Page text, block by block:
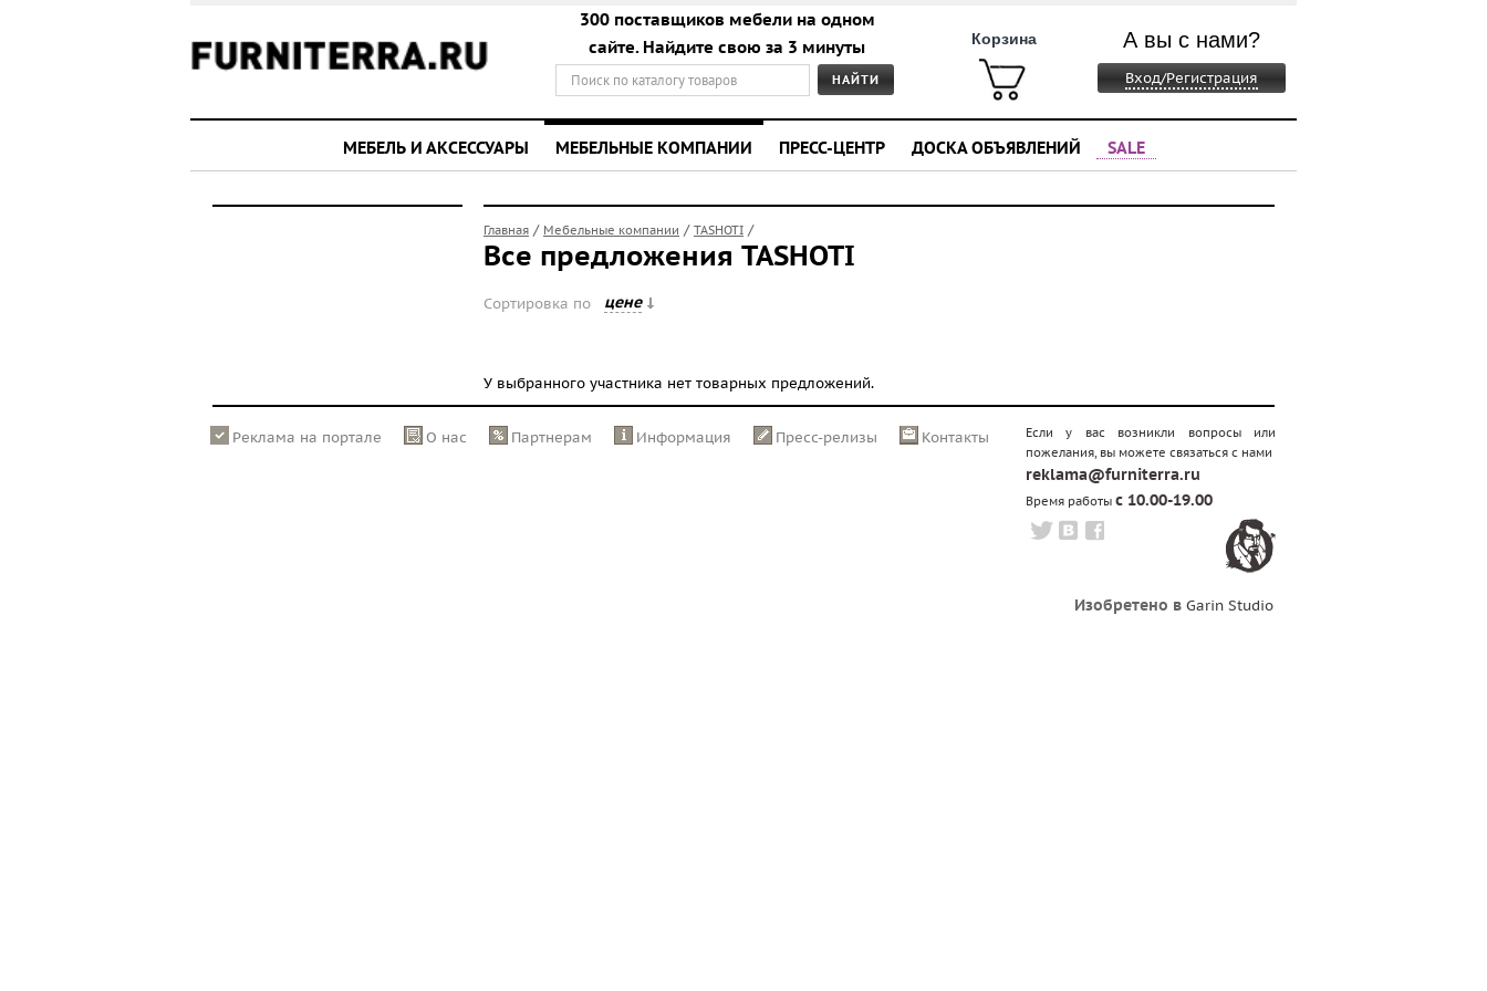
300 поставщиков мебели на одном
сайте. Найдите свою за 3 минуты
Корзина А вы с нами?
Вход/Регистрация
МЕБЕЛЬ И АКСЕССУАРЫ МЕБЕЛЬНЫЕ КОМПАНИИ ПРЕСС-ЦЕНТР ДОСКА ОБЪЯВЛЕНИЙ SALE
Главная / Мебельные компании / TASHOTI /
Все предложения TASHOTI
Сортировка по цене
У выбранного участника нет товарных предложений.
Реклама на портале О нас Партнерам Информация Пресс-релизы Контакты
Если у вас возникли вопросы или
пожелания, вы можете связаться с нами
reklama@furniterra.ru
Время работы с 10.00-19.00
Изобретено в Garin Studio